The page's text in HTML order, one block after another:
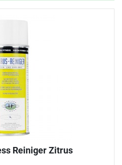
Reiniger Zitrus